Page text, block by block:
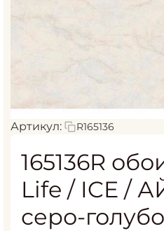
Артикул: R165136
165136R
Life / ICE /
серо-